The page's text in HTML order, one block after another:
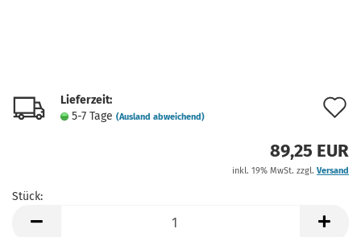
Lieferzeit:
5-7 Tage (Ausland abweichend)
89,25 EUR
inkl. 19% MwSt. zzgl. Versand
Stück: